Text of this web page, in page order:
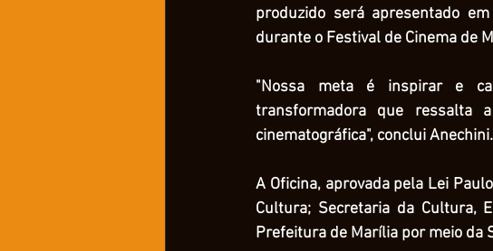
produzido será apresentado
durante o Festival de Cinema de
"Nossa meta é inspirar e
transformadora que ressalta
cinematográfica", conclui Anechini.
A Oficina, aprovada pela Lei
Cultura; Secretaria da Cultura,
Prefeitura de Marília por meio da